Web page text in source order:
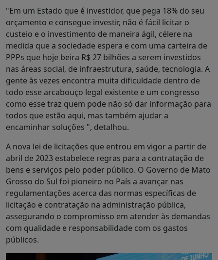
"Em um Estado que é investidor, que pega 18% do seu
orçamento e consegue investir, não é fácil licitar o
custeio e o investimento de maneira ágil, célere na
medida que a sociedade espera e com uma carteira de
PPPs que hoje beira R$ 27 bilhões a serem investidos
nas áreas social, de infraestrutura, saúde, tecnologia. A
gente às vezes encontra muita dificuldade dentro de
todo esse arcabouço legal existente e um congresso
como esse traz quem pode não só dar informação para
todos que estão aqui, mas também ajudar a
encaminhar soluções ", detalhou.
A nova lei de licitações que entrou em vigor a partir de
abril de 2023 estabelece regras para a contratação de
bens e serviços pelo poder público. O Governo de Mato
Grosso do Sul foi pioneiro no País a avançar nas
regulamentações acerca das normas específicas de
licitação e contratação na administração pública,
assegurando o compromisso em atender às demandas
com qualidade e responsabilidade com os gastos
públicos.